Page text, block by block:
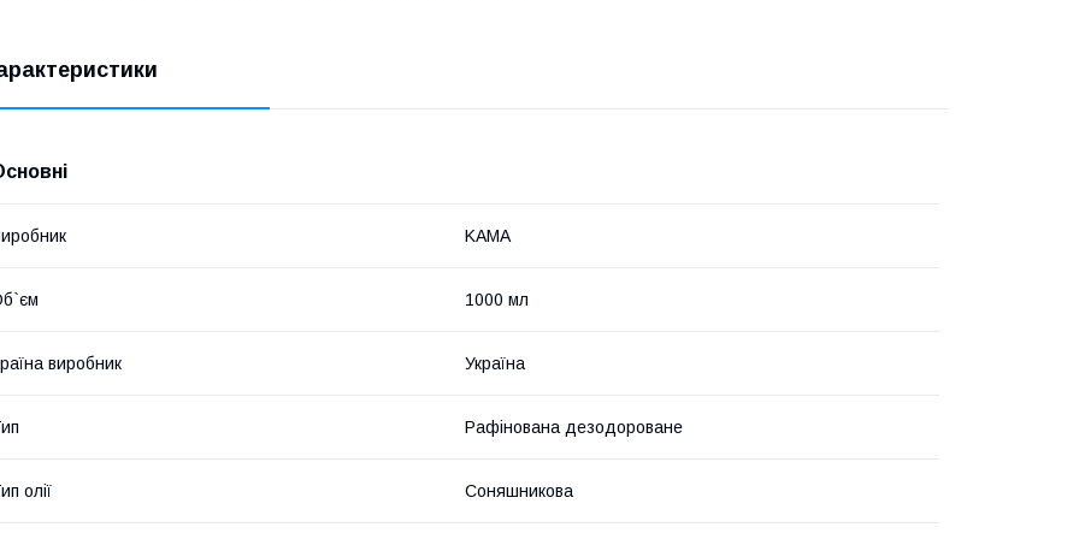
KAMA
1000 мл
виробник Україна
Рафінована дезодороване
олії Соняшникова